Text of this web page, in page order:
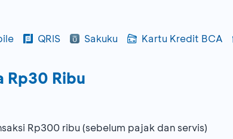
QRIS Sakuku Kartu Kredit BCA
Rp30 Ribu
Rp300 ribu (sebelum pajak dan servis)